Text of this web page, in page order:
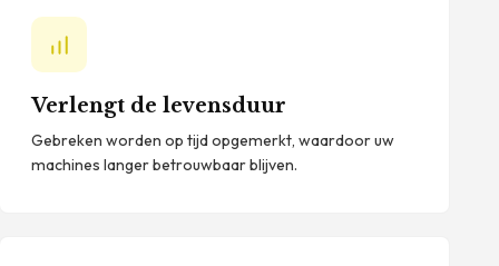
Verlengt de levensduur
Gebreken worden op tijd opgemerkt, waardoor uw
machines langer betrouwbaar blijven.